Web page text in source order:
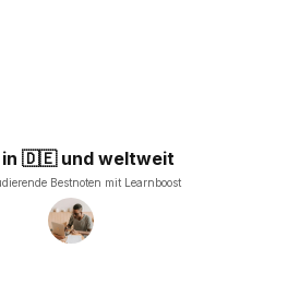
in 🇩🇪 und weltweit
Bestnoten mit Learnboost